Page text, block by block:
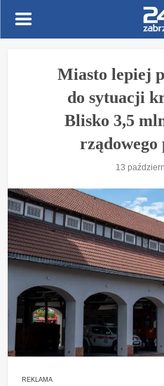
Miasto lepiej
do sytuacji
Blisko 3,5
13
REKLAMA